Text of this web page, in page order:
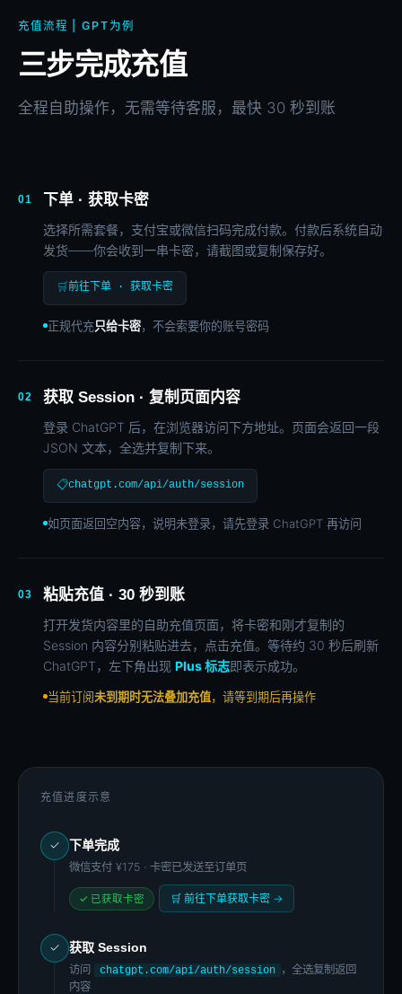
充值流程 | GPT为例
三步完成充值
全程自助操作，无需等待客服，最快 30 秒到账
01 下单 · 获取卡密
选择所需套餐，支付宝或微信扫码完成付款。付款后系统自动
发货——你会收到一串卡密，请截图或复制保存好。
🛒前往下单 · 获取卡密
正规代充只给卡密，不会索要你的账号密码
02 获取 Session · 复制页面内容
登录 ChatGPT 后，在浏览器访问下方地址。页面会返回一段
JSON 文本，全选并复制下来。
📋chatgpt.com/api/auth/session
如页面返回空内容，说明未登录，请先登录 ChatGPT 再访问
03 粘贴充值 · 30 秒到账
打开发货内容里的自助充值页面，将卡密和刚才复制的
Session 内容分别粘贴进去，点击充值。等待约 30 秒后刷新
ChatGPT，左下角出现 Plus 标志即表示成功。
当前订阅未到期时无法叠加充值，请等到期后再操作
充值进度示意
✓ 下单完成
微信支付 ¥175 · 卡密已发送至订单页
✓ 已获取卡密 🛒 前往下单获取卡密 →
✓ 获取 Session
访问 chatgpt.com/api/auth/session
，全选复制返回
内容